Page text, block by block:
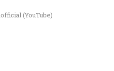
(YouTube)